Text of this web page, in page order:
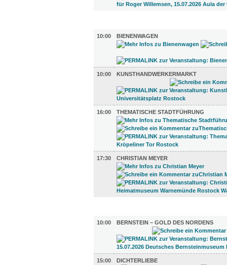
10:00
BIENENWAGEN
10:00 KUNSTHANDWERKERMARKT
16:00 THEMATISCHE STADTFÜHRUNG
17:30 CHRISTIAN MEYER
10:00
BERNSTEIN – GOLD DES NORDENS
15:00 DICHTERLIEBE